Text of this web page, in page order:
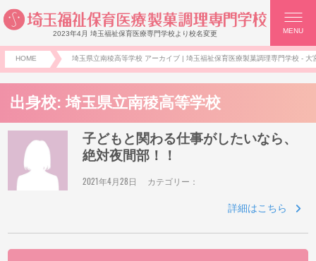
2023年4月 埼玉福祉保育医療専門学校より校名変更 MENU
HOME 埼玉県立南稜高等学校 アーカイブ | 埼玉福祉保育医療製菓調理専門学校 - 大
出身校:埼玉県立南稜高等学校
子どもと関わる仕事がしたいなら、
絶対夜間部！！
2021年4月28日 カテゴリー：
詳細はこちら